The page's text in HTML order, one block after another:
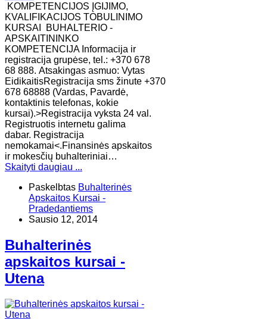
KOMPETENCIJOS ĮGIJIMO,
KVALIFIKACIJOS TOBULINIMO
KURSAI BUHALTERIO -
APSKAITININKO
KOMPETENCIJA Informacija ir
registracija grupėse, tel.: +370 678
68 888. Atsakingas asmuo: Vytas
EidikaitisRegistracija sms žinute +370
678 68888 (Vardas, Pavardė,
kontaktinis telefonas, kokie
kursai).>Registracija vyksta 24 val.
Registruotis internetu galima
dabar. Registracija
nemokamai<.Finansinės apskaitos
ir mokesčių buhalteriniai…
Skaityti daugiau ...
Paskelbtas Buhalterinės
Apskaitos Kursai -
Pradedantiems
Sausio 12, 2014
Buhalterinės
apskaitos kursai -
Utena